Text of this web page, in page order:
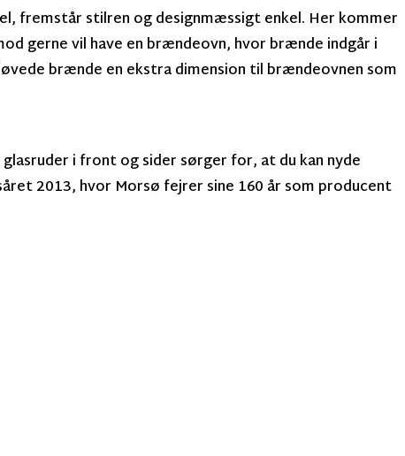
fremstår stilren og designmæssigt enkel. Her kommer
gerne vil have en brændeovn, hvor brænde indgår i
brænde en ekstra dimension til brændeovnen som
i front og sider sørger for, at du kan nyde
2013, hvor Morsø fejrer sine 160 år som producent